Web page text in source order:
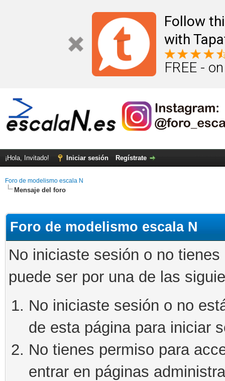
Follow
with
FREE -
¡Hola, Invitado! Iniciar sesión Regístrate
Foro de modelismo escala N
Mensaje del foro
Foro de modelismo escala N
No iniciaste sesión o no
puede ser por una de las
No iniciaste sesión o no
de esta página para iniciar
No tienes permiso para
entrar en páginas